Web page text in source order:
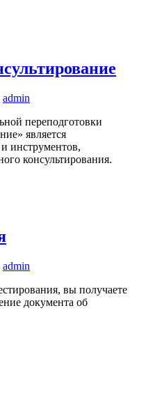
admin
переподготовки
является
инструментов,
консультирования.
admin
вы получаете
документа об